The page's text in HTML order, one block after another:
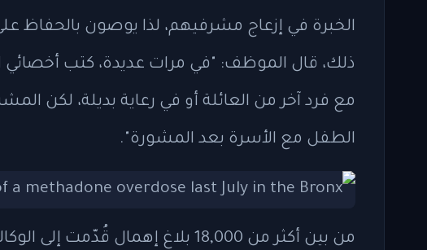
الخبرة في إزعاج مشرفيهم، لذا يوصون بالحفاظ
ذلك، قال الموظف: "في مرات عديدة، كتب أخصائي
مع فرد آخر من العائلة أو في رعاية بديلة، لكن
الطفل مع الأسرة بعد المشورة".